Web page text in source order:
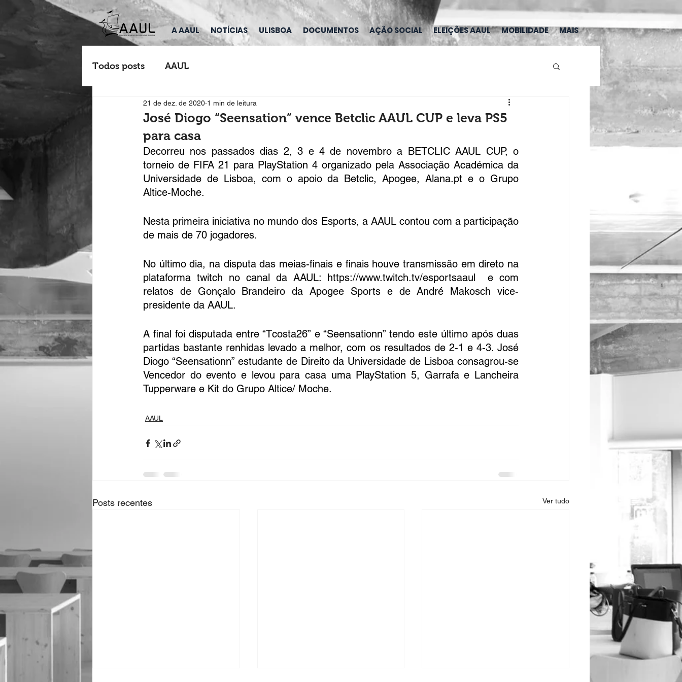
A AAUL NOTÍCIAS ULISBOA DOCUMENTOS AÇÃO SOCIAL ELEIÇÕES AAUL MOBILIDADE MAIS
Todos posts AAUL
José Diogo “Seensation” vence Betclic AAUL CUP e leva PS5
para casa
21 de dez. de 2020 1 min de leitura
Decorreu nos passados dias 2, 3 e 4 de novembro a BETCLIC AAUL CUP, o
torneio de FIFA 21 para PlayStation 4 organizado pela Associação Académica da
Universidade de Lisboa, com o apoio da Betclic, Apogee, Alana.pt e o Grupo
Altice-Moche.
Nesta primeira iniciativa no mundo dos Esports, a AAUL contou com a participação
de mais de 70 jogadores.
No último dia, na disputa das meias-finais e finais houve transmissão em direto na
plataforma twitch no canal da AAUL: https://www.twitch.tv/esportsaaul  e com
relatos de Gonçalo Brandeiro da Apogee Sports e de André Makosch vice-
presidente da AAUL.
A final foi disputada entre “Tcosta26” e “Seensationn” tendo este último após duas
partidas bastante renhidas levado a melhor, com os resultados de 2-1 e 4-3. José
Diogo “Seensationn” estudante de Direito da Universidade de Lisboa consagrou-se
Vencedor do evento e levou para casa uma PlayStation 5, Garrafa e Lancheira
Tupperware e Kit do Grupo Altice/ Moche.
AAUL
Posts recentes Ver tudo